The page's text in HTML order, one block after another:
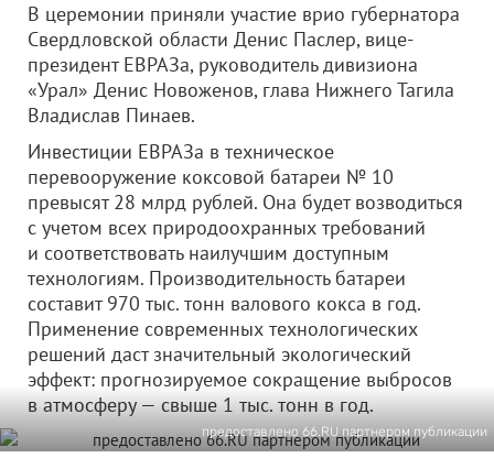
В церемонии приняли участие врио губернатора
Свердловской области Денис Паслер, вице-
президент ЕВРАЗа, руководитель дивизиона
«Урал» Денис Новоженов, глава Нижнего Тагила
Владислав Пинаев.
Инвестиции ЕВРАЗа в техническое
перевооружение коксовой батареи № 10
превысят 28 млрд рублей. Она будет возводиться
с учетом всех природоохранных требований
и соответствовать наилучшим доступным
технологиям. Производительность батареи
составит 970 тыс. тонн валового кокса в год.
Применение современных технологических
решений даст значительный экологический
эффект: прогнозируемое сокращение выбросов
в атмосферу — свыше 1 тыс. тонн в год.
предоставлено 66.RU партнером публикации